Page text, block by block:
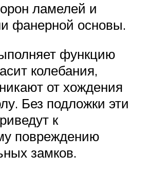
ламелей и
фанерной основы.
функцию
колебания,
от хождения
Без подложки эти
к
повреждению
замков.